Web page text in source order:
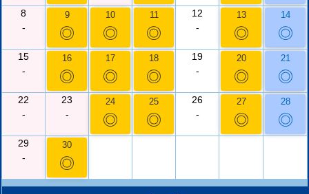
8
-
9
◎
10
◎
11
◎
12
-
13
◎
14
◎
15
-
16
◎
17
◎
18
◎
19
-
20
◎
21
◎
22
-
23
-
24
◎
25
◎
26
-
27
◎
28
◎
29
-
30
◎